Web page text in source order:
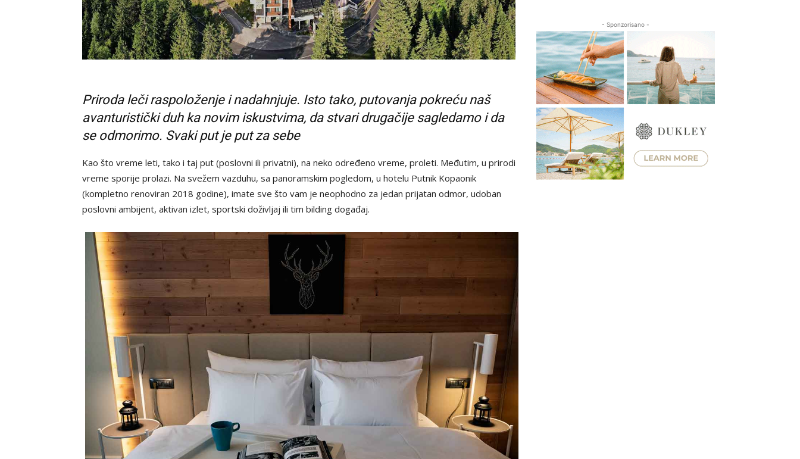
Priroda leči raspoloženje i nadahnjuje. Isto tako, putovanja pokreću naš
avanturistički duh ka novim iskustvima, da stvari drugačije sagledamo i da
se odmorimo. Svaki put je put za sebe
Kao što vreme leti, tako i taj put (poslovni ili privatni), na neko određeno vreme, proleti. Međutim, u prirodi
vreme sporije prolazi. Na svežem vazduhu, sa panoramskim pogledom, u hotelu Putnik Kopaonik
(kompletno renoviran 2018 godine), imate sve što vam je neophodno za jedan prijatan odmor, udoban
poslovni ambijent, aktivan izlet, sportski doživljaj ili tim bilding događaj.
- Sponzorisano -